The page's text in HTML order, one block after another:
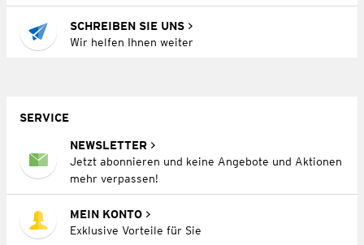
SCHREIBEN SIE UNS
Wir helfen Ihnen weiter
SERVICE
NEWSLETTER
Jetzt abonnieren und keine Angebote und Aktionen
mehr verpassen!
MEIN KONTO
Exklusive Vorteile für Sie